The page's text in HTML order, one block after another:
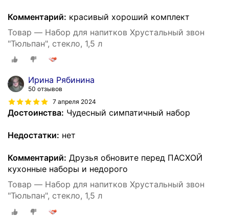
Комментарий: красивый хороший комплект
Товар — Набор для напитков Хрустальный звон
"Тюльпан", стекло, 1,5 л
Ирина Рябинина
50 отзывов
7 апреля 2024
Достоинства: Чудесный симпатичный набор
Недостатки: нет
Комментарий: Друзья обновите перед ПАСХОЙ
кухонные наборы и недорого
Товар — Набор для напитков Хрустальный звон
"Тюльпан", стекло, 1,5 л